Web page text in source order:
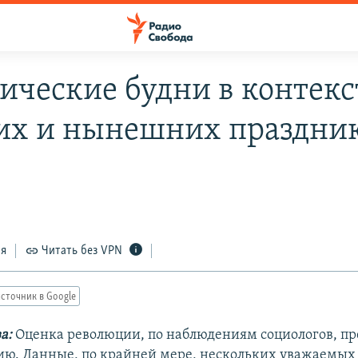
будни в
и нынешних
Читать без VPN
в Google
Оценка революции, по наблюдениям социологов,